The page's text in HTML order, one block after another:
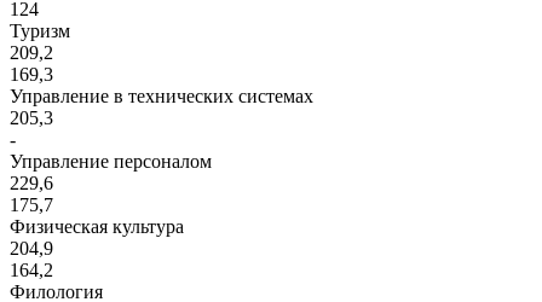
124
Туризм
209,2
169,3
Управление в технических системах
205,3
-
Управление персоналом
229,6
175,7
Физическая культура
204,9
164,2
Филология